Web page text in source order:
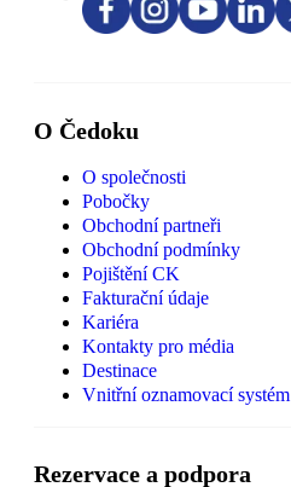
O Čedoku
O společnosti
Pobočky
Obchodní partneři
Obchodní podmínky
Pojištění CK
Fakturační údaje
Kariéra
Kontakty pro média
Destinace
Vnitřní oznamovací systém
Rezervace a podpora